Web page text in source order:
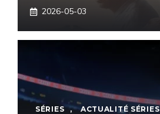
2026-05-03
SÉRIES , ACTUALITÉ SÉRIES